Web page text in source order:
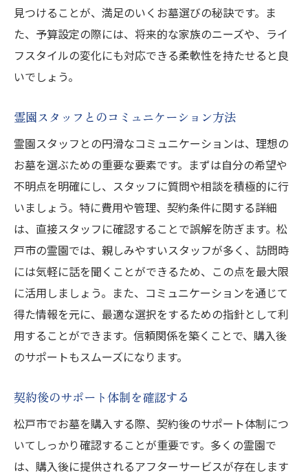
見つけることが、満足のいくお墓選びの秘訣です。ま
た、予算設定の際には、将来的な家族のニーズや、ライ
フスタイルの変化にも対応できる柔軟性を持たせると良
いでしょう。
霊園スタッフとのコミュニケーション方法
霊園スタッフとの円滑なコミュニケーションは、理想の
お墓を選ぶための重要な要素です。まずは自分の希望や
不明点を明確にし、スタッフに質問や相談を積極的に行
いましょう。特に費用や管理、契約条件に関する詳細
は、直接スタッフに確認することで誤解を防ぎます。松
戸市の霊園では、親しみやすいスタッフが多く、訪問時
には気軽に話を聞くことができるため、この点を最大限
に活用しましょう。また、コミュニケーションを通じて
得た情報を元に、最適な選択をするための指針として利
用することができます。信頼関係を築くことで、購入後
のサポートもスムーズになります。
契約後のサポート体制を確認する
松戸市でお墓を購入する際、契約後のサポート体制につ
いてしっかり確認することが重要です。多くの霊園で
は、購入後に提供されるアフターサービスが存在します